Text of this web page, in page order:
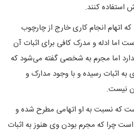
استفاده کنند.
انجام کاری خارج از چارچوب
اما ادله و مدرک کافی برای اثبات آن
اما مجرم به شخصی گفته می‌شود که
اثبات رسیده و با وجود مدارک و
نیست.
که نسبت به او اتهامی مطرح شده و
چرا که مجرم بودن وی هنوز به اثبات